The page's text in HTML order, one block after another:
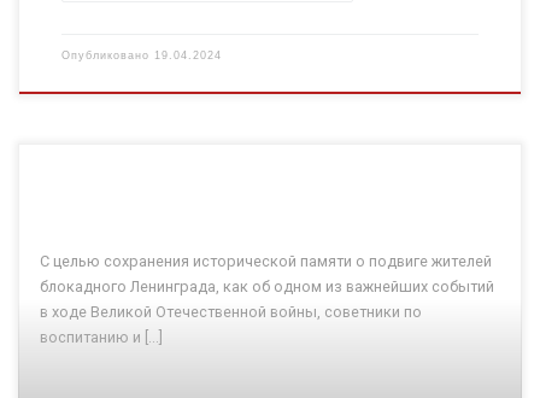
Опубликовано 19.04.2024
С целью сохранения исторической памяти о подвиге жителей
блокадного Ленинграда, как об одном из важнейших событий
в ходе Великой Отечественной войны, советники по
воспитанию и […]